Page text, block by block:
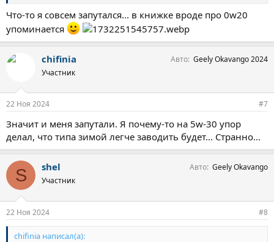
Что-то я совсем запутался... в книжке вроде про 0w20
упоминается
chifinia
Участник
Авто Geely Okavango 2024
22 Ноя 2024 #7
Значит и меня запутали. Я почему-то на 5w-30 упор
делал, что типа зимой легче заводить будет... Странно...
S shel
Участник
Авто Geely Okavango
22 Ноя 2024 #8
chifinia написал(а):